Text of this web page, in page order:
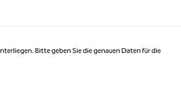
Bitte geben Sie die genauen Daten für die